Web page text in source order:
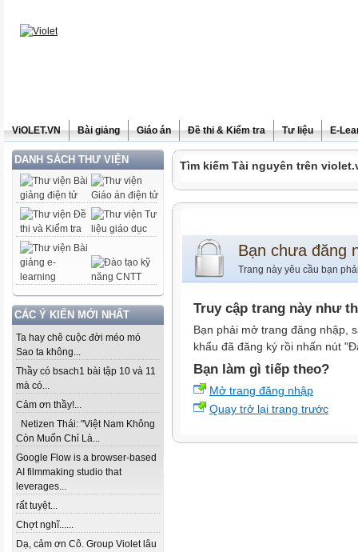
ViOLET.VN Bài giảng Giáo án Đề thi & Kiểm tra Tư liệu E-
DANH SÁCH THƯ VIỆN
CÁC Ý KIẾN MỚI NHẤT
Ta hay chê cuộc đời méo mó
Sao ta không...
Thầy có bsach1 bài tập 10 và 11
mà có...
Cảm ơn thầy!...
Netizen Thái: "Việt Nam Không
Còn Muốn Chỉ Là...
Google Flow is a browser-based
AI filmmaking studio that
leverages...
rất tuyệt...
Chợt nghĩ......
Dạ, cảm ơn Cô. Group Violet lâu
Tìm kiếm Tài nguyên trên
Bạn chưa đăng
Trang này yêu cầu bạn
Truy cập trang này như
Bạn phải mở trang đăng nhập,
khẩu đã đăng ký rồi nhấn nút
Bạn làm gì tiếp theo?
Mở trang đăng nhập
Quay trở lại trang trước